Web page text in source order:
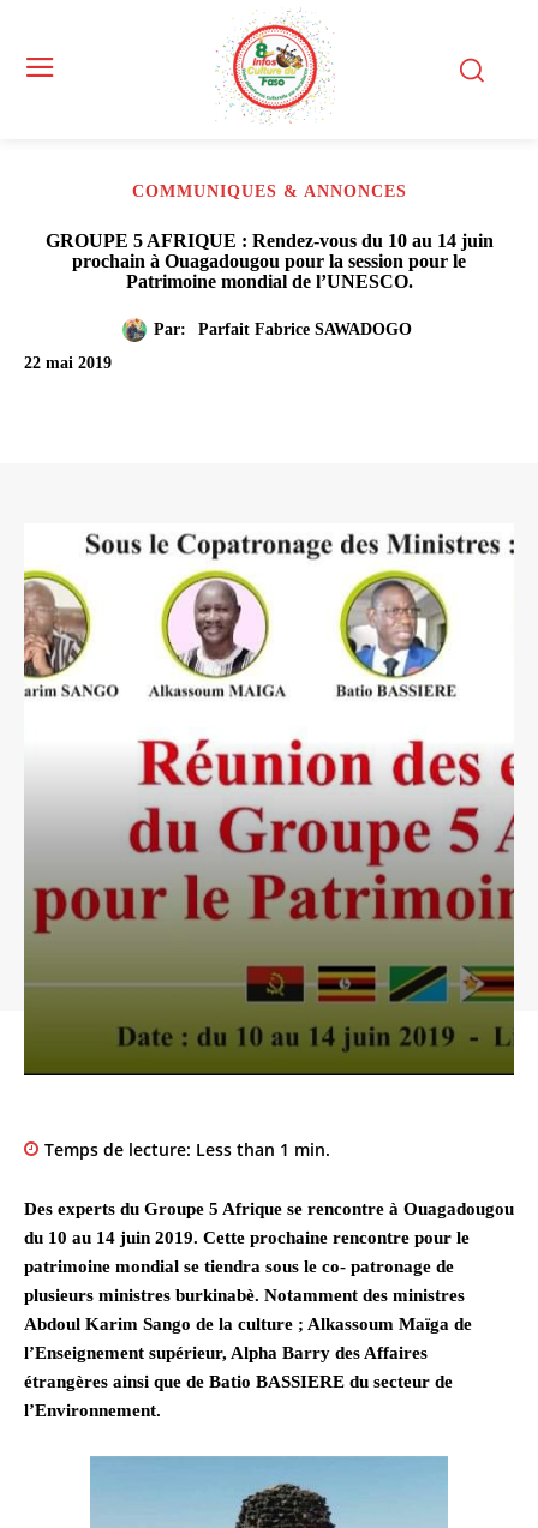
COMMUNIQUES & ANNONCES
GROUPE 5 AFRIQUE : Rendez-vous du 10 au 14 juin
prochain à Ouagadougou pour la session pour le
Patrimoine mondial de l’UNESCO.
Par:
Parfait Fabrice SAWADOGO
22 mai 2019
Temps de lecture: Less than 1 min.
Des experts du Groupe 5 Afrique se rencontre à Ouagadougou
du 10 au 14 juin 2019. Cette prochaine rencontre pour le
patrimoine mondial se tiendra sous le co- patronage de
plusieurs ministres burkinabè. Notamment des ministres
Abdoul Karim Sango de la culture ; Alkassoum Maïga de
l’Enseignement supérieur, Alpha Barry des Affaires
étrangères ainsi que de Batio BASSIERE du secteur de
l’Environnement.